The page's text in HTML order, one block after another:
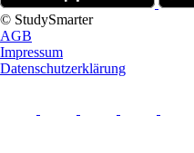
© StudySmarter
AGB
Impressum
Datenschutzerklärung